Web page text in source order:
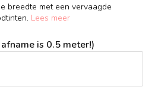
breedte met een vervaagde
Lees meer
is 0.5 meter!)